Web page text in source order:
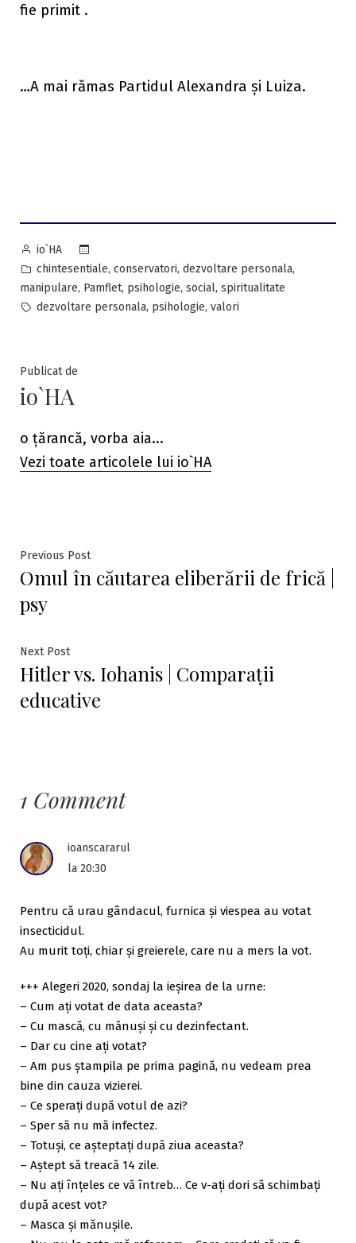
fie primit .
…A mai rămas Partidul Alexandra și Luiza.
Posted
by
io`HA
Posted
in
chintesentiale, conservatori, dezvoltare personala,
manipulare, Pamflet, psihologie, social, spiritualitate
Tags:
dezvoltare personala, psihologie, valori
Publicat de
io`HA
o țărancă, vorba aia...
Vezi toate articolele lui io`HA
Navigare
în
articole
Previous PostPrevious
post:
Omul în căutarea eliberării de frică |
psy
Next PostNext
post:
Hitler vs. Iohanis | Comparații
educative
1 Comment
ioanscararul
la 20:30
Pentru că urau gândacul, furnica şi viespea au votat
insecticidul.
Au murit toţi, chiar şi greierele, care nu a mers la vot.
+++ Alegeri 2020, sondaj la ieşirea de la urne:
– Cum aţi votat de data aceasta?
– Cu mască, cu mănuşi şi cu dezinfectant.
– Dar cu cine aţi votat?
– Am pus ştampila pe prima pagină, nu vedeam prea
bine din cauza vizierei.
– Ce speraţi după votul de azi?
– Sper să nu mă infectez.
– Totuşi, ce aşteptaţi după ziua aceasta?
– Aştept să treacă 14 zile.
– Nu aţi înţeles ce vă întreb… Ce v-aţi dori să schimbaţi
după acest vot?
– Masca şi mănuşile.